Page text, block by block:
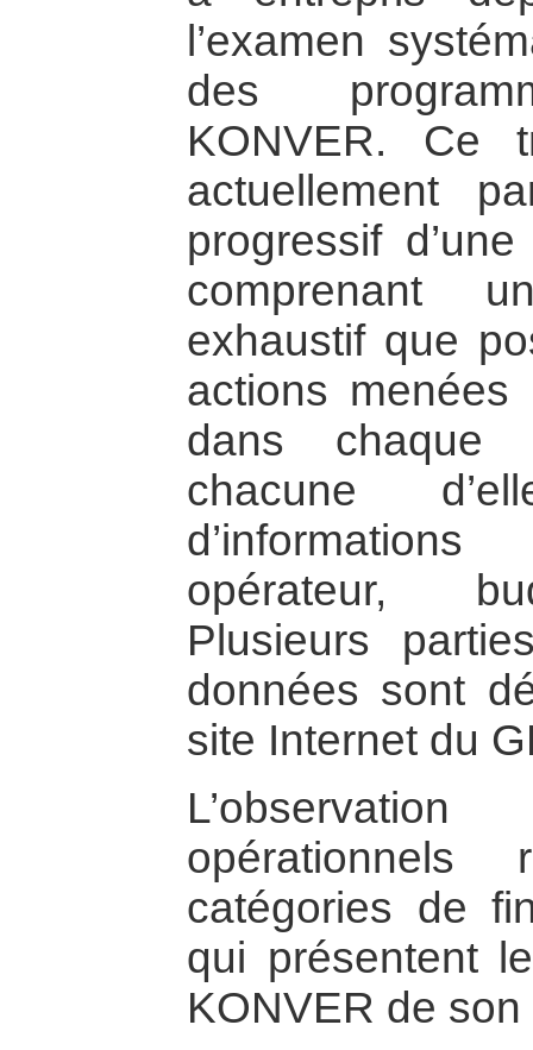
l’examen
des
KONVER. Ce
actuellement
progressif
comprenant
exhaustif que
actions
dans chaque
chacune
opérateur,
Plusieurs
données sont
site Internet du
catégories de
qui présentent
KONVER de